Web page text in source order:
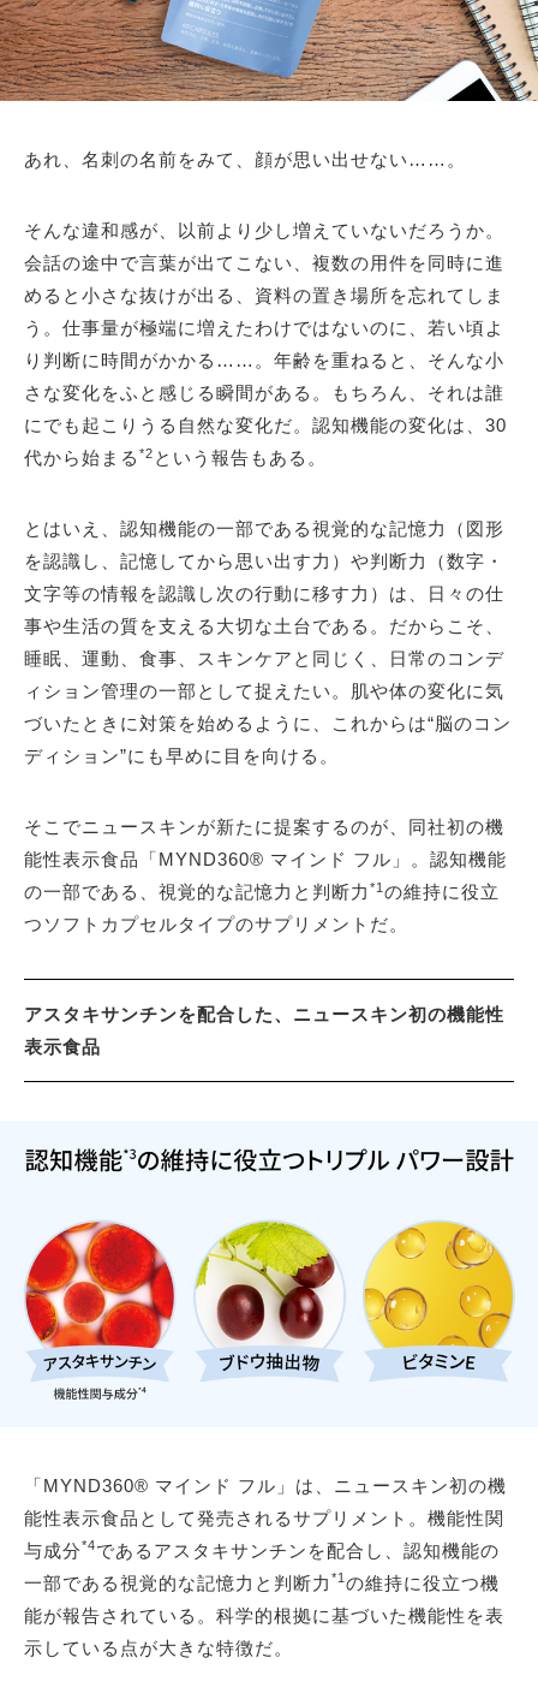
あれ、名刺の名前をみて、顔が思い出せない……。
そんな違和感が、以前より少し増えていないだろうか。
会話の途中で言葉が出てこない、複数の用件を同時に進
めると小さな抜けが出る、資料の置き場所を忘れてしま
う。仕事量が極端に増えたわけではないのに、若い頃よ
り判断に時間がかかる……。年齢を重ねると、そんな小
さな変化をふと感じる瞬間がある。もちろん、それは誰
にでも起こりうる自然な変化だ。認知機能の変化は、30
代から始まる *2 という報告もある。
とはいえ、認知機能の一部である視覚的な記憶力（図形
を認識し、記憶してから思い出す力）や判断力（数字・
文字等の情報を認識し次の行動に移す力）は、日々の仕
事や生活の質を支える大切な土台である。だからこそ、
睡眠、運動、食事、スキンケアと同じく、日常のコンデ
ィション管理の一部として捉えたい。肌や体の変化に気
づいたときに対策を始めるように、これからは“脳のコン
ディション”にも早めに目を向ける。
そこでニュースキンが新たに提案するのが、同社初の機
能性表示食品「MYND360® マインド フル」。認知機能
の一部である、視覚的な記憶力と判断力 *1 の維持に役立
つソフトカプセルタイプのサプリメントだ。
アスタキサンチンを配合した、ニュースキン初の機能性
表示食品
「MYND360® マインド フル」は、ニュースキン初の機
能性表示食品として発売されるサプリメント。機能性関
与成分*4であるアスタキサンチンを配合し、認知機能の
一部である視覚的な記憶力と判断力 *1 の維持に役立つ機
能が報告されている。科学的根拠に基づいた機能性を表
示している点が大きな特徴だ。